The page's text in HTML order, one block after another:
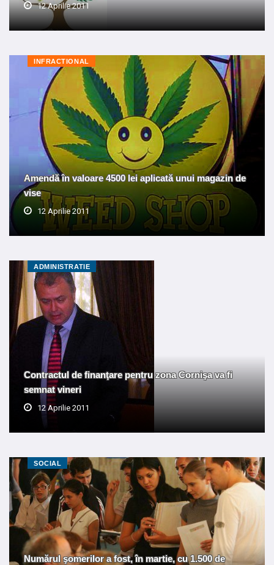
12 Aprilie 2011
INFRACTIONAL
Amendă în valoare 4500 lei aplicată unui magazin de
vise
12 Aprilie 2011
ADMINISTRATIE
Contractul de finanţare pentru zona Cornişa va fi
semnat vineri
12 Aprilie 2011
SOCIAL
Numărul şomerilor a fost, în martie, cu 1.500 de